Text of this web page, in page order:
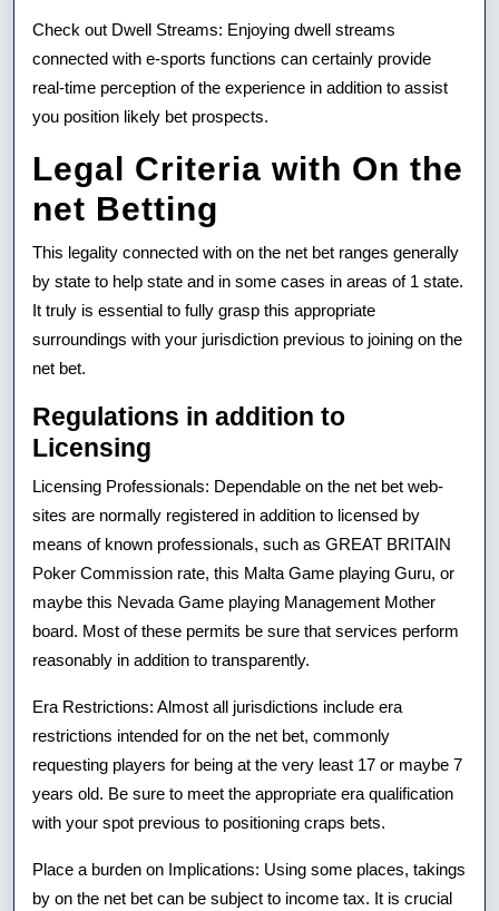
Check out Dwell Streams: Enjoying dwell streams
connected with e-sports functions can certainly provide
real-time perception of the experience in addition to assist
you position likely bet prospects.
Legal Criteria with On the
net Betting
This legality connected with on the net bet ranges generally
by state to help state and in some cases in areas of 1 state.
It truly is essential to fully grasp this appropriate
surroundings with your jurisdiction previous to joining on the
net bet.
Regulations in addition to
Licensing
Licensing Professionals: Dependable on the net bet web-
sites are normally registered in addition to licensed by
means of known professionals, such as GREAT BRITAIN
Poker Commission rate, this Malta Game playing Guru, or
maybe this Nevada Game playing Management Mother
board. Most of these permits be sure that services perform
reasonably in addition to transparently.
Era Restrictions: Almost all jurisdictions include era
restrictions intended for on the net bet, commonly
requesting players for being at the very least 17 or maybe 7
years old. Be sure to meet the appropriate era qualification
with your spot previous to positioning craps bets.
Place a burden on Implications: Using some places, takings
by on the net bet can be subject to income tax. It is crucial